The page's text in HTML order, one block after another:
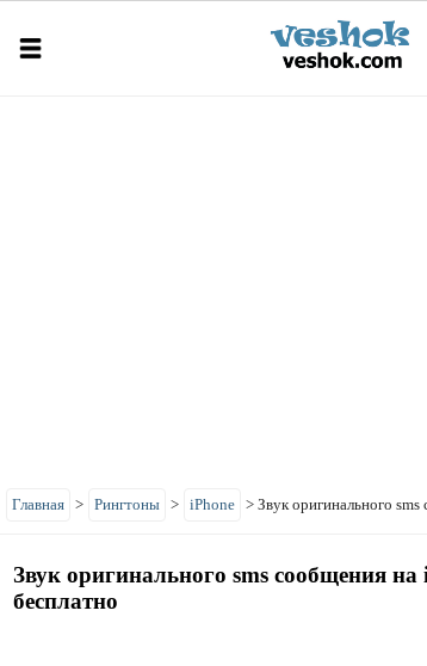
Главная > Рингтоны > iPhone > Звук оригинального
Звук оригинального sms сообщения на
бесплатно